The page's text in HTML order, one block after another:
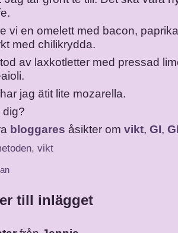
vi en omelett med bacon,
med chilikrydda.
av laxkotletter med pressad
jag ätit lite mozarella.
dig?
bloggares åsikter om vikt, GI,
, vikt
till inlägget